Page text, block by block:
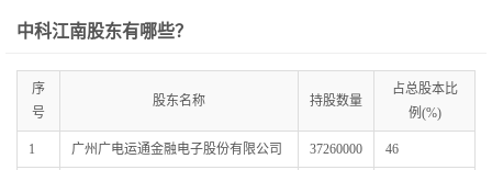
中科江南股东有哪些？
序
号
股东名称 持股数量
占总股本比
例(%)
1 广州广电运通金融电子股份有限公司 37260000 46